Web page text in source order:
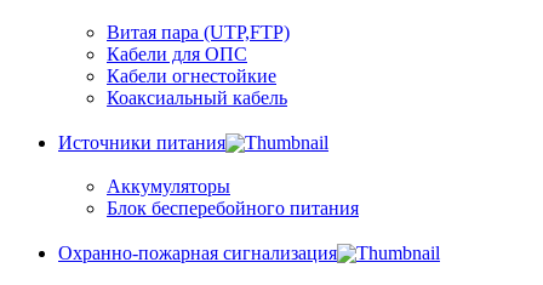
Витая пара (UTP,FTP)
Кабели для ОПС
Кабели огнестойкие
Коаксиальный кабель
Источники питания
Аккумуляторы
Блок бесперебойного питания
Охранно-пожарная сигнализация